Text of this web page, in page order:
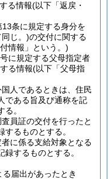
る情報(以下「返戻・
条に規定する身分を
じ。)の交付に関する
情報」という。)
に規定する父母指定者
る情報(以下「父母指
人であるときは、住民
である旨及び通称を記
。
員証の交付を行ったと
るものとする。
に係る支給対象となる
するものとする。
届出があったとき